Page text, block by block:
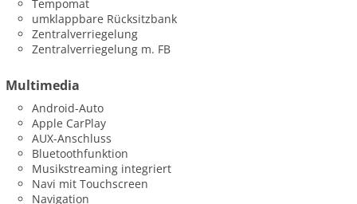
Tempomat
umklappbare Rücksitzbank
Zentralverriegelung
Zentralverriegelung m. FB
Multimedia
Android-Auto
Apple CarPlay
AUX-Anschluss
Bluetoothfunktion
Musikstreaming integriert
Navi mit Touchscreen
Navigation